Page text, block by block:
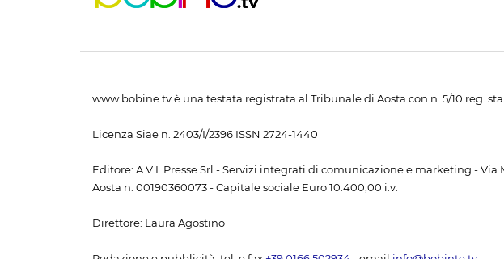
www.bobine.tv è una testata registrata al Tribunale di Aosta con n. 5/10 reg.
Licenza Siae n. 2403/I/2396 ISSN 2724-1440
Editore: A.V.I. Presse Srl - Servizi integrati di comunicazione e marketing - Via
Aosta n. 00190360073 - Capitale sociale Euro 10.400,00 i.v.
Direttore: Laura Agostino